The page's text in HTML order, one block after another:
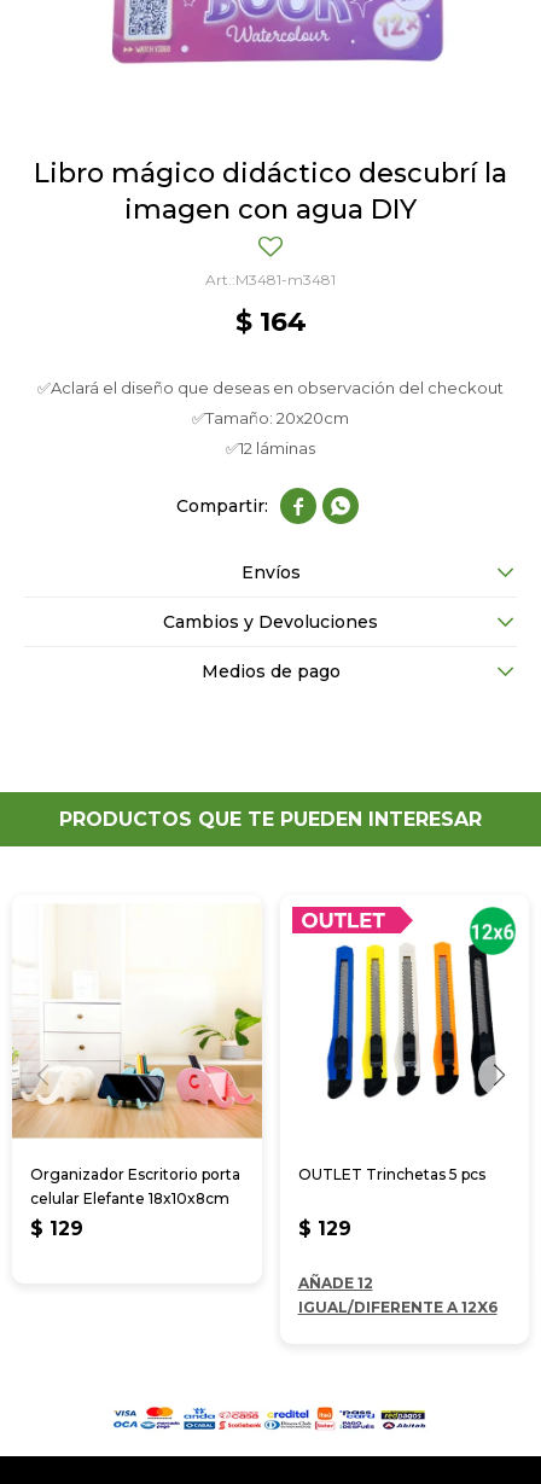
Libro mágico didáctico descubrí la
imagen con agua DIY
M3481-m3481
$ 164
✅Aclará el diseño que deseas en observación del checkout
✅Tamaño: 20x20cm
✅12 láminas
 
Envíos
Cambios y Devoluciones
Medios de pago
PRODUCTOS QUE TE PUEDEN INTERESAR
Organizador Escritorio porta
celular Elefante 18x10x8cm
$ 129
OUTLET Trinchetas 5 pcs
$ 129
AÑADE 12
IGUAL/DIFERENTE A 12X6